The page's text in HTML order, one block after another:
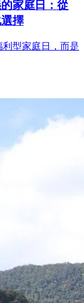
家庭日：從
擇
型家庭日，而是